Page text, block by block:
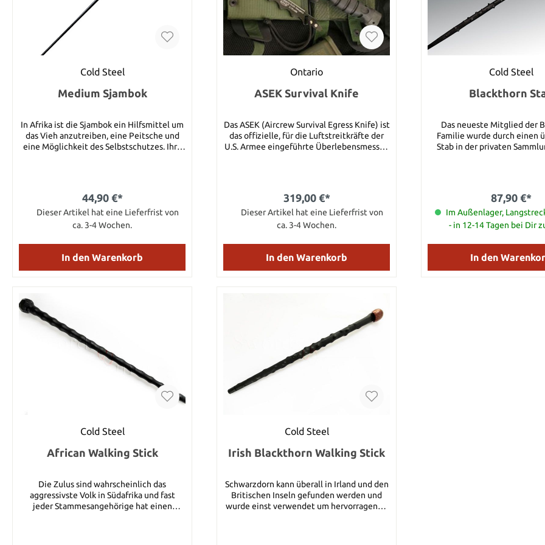
Cold Steel
Medium Sjambok
In Afrika ist die Sjambok ein Hilfsmittel um
das Vieh anzutreiben, eine Peitsche und
eine Möglichkeit des Selbstschutzes. Ihre
dieselbe Art wie auch die afrikanische
Polizei sie benutzt. Gesamtlänge: 104,14
cm Klingendurchmesser Ende: 2,54 cm
Scheide: Extrudiertes schwarzes Plastik
44,90 €*
Dieser Artikel hat eine Lieferfrist von
ca. 3-4 Wochen.
In den Warenkorb
Ontario
ASEK Survival Knife
Das ASEK (Aircrew Survival Egress Knife) ist
das offizielle, für die Luftstreitkräfte der
U.S. Armee eingeführte Überlebensmesser.
Isolierschutz, Schraubenzieher und
Schleifstein. Details: Klingenmaterial: 1095
Kohlenstoffstahlklinge Klingenstärke: 0,48
cm Härtegrad: Rc 50-54
319,00 €*
Dieser Artikel hat eine Lieferfrist von
ca. 3-4 Wochen.
In den Warenkorb
Cold Steel
Blackthorn
Das neueste Mitglied der
Familie wurde durch einen
Stab in der privaten
Ergebnis jahrelanger, teurer
und Entwicklungen im
Spritzgusses und der
Wanderstab mit seinem
Holzeffekt, den „abgehackten
sicherlich ein
87,90 €*
Im Außenlager,
- in 12-14 Tagen bei Dir
In den
Cold Steel
African Walking Stick
Die Zulus sind wahrscheinlich das
aggressivste Volk in Südafrika und fast
jeder Stammesangehörige hat einen
Cold Steel
Irish Blackthorn Walking Stick
Schwarzdorn kann überall in Irland und den
Britischen Inseln gefunden werden und
wurde einst verwendet um hervorragende